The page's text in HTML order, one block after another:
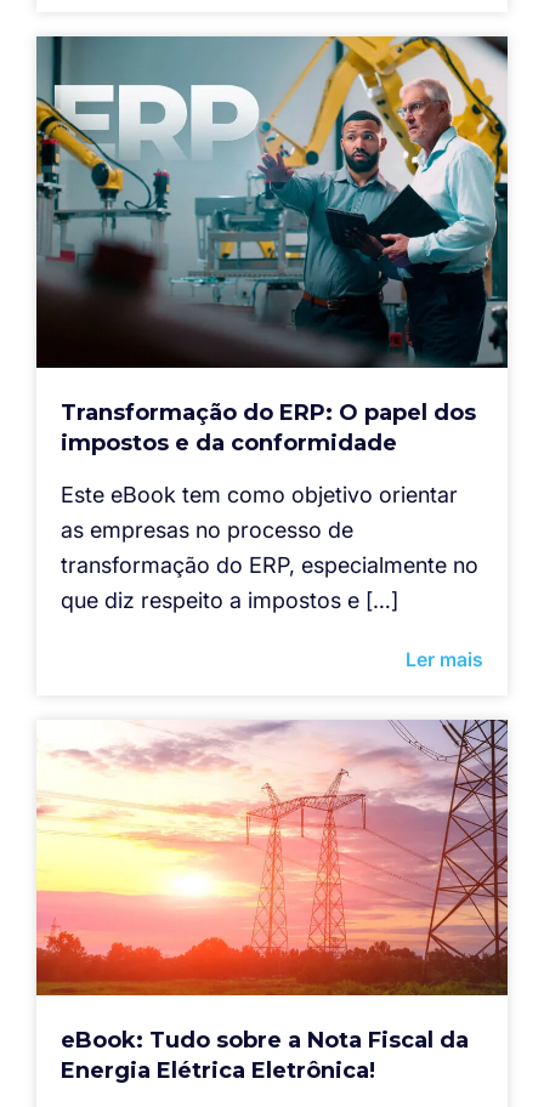
Transformação do ERP: O papel dos
impostos e da conformidade
Este eBook tem como objetivo orientar
as empresas no processo de
transformação do ERP, especialmente no
que diz respeito a impostos e […]
Ler mais
eBook: Tudo sobre a Nota Fiscal da
Energia Elétrica Eletrônica!